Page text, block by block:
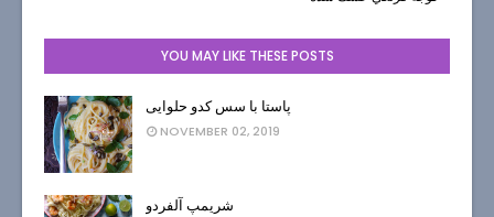
YOU MAY LIKE THESE POSTS
پاستا با سس کدو حلوایی
NOVEMBER 02, 2019
شریمپ آلفردو